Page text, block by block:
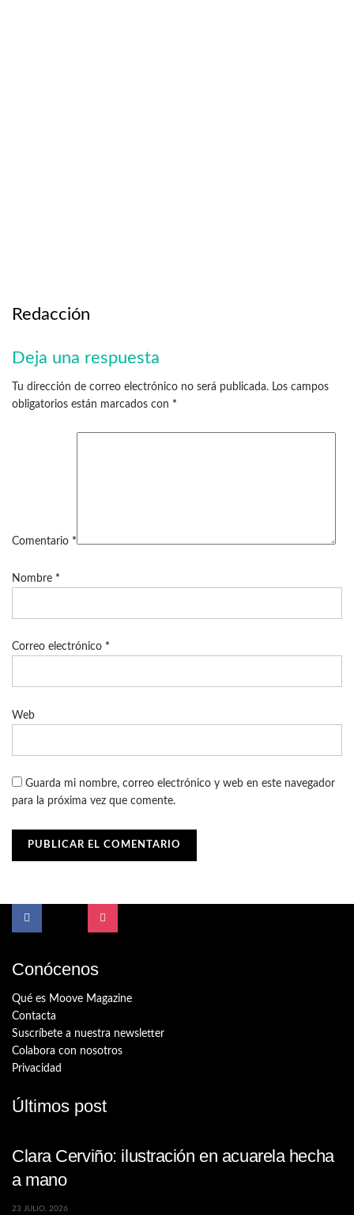
Redacción
Deja una respuesta
Tu dirección de correo electrónico no será publicada. Los campos
obligatorios están marcados con *
Comentario *
Nombre *
Correo electrónico *
Web
Guarda mi nombre, correo electrónico y web en este navegador
para la próxima vez que comente.
Conócenos
Qué es Moove Magazine
Contacta
Suscríbete a nuestra newsletter
Colabora con nosotros
Privacidad
Últimos post
Clara Cerviño: ilustración en acuarela hecha
a mano
23 JULIO, 2026